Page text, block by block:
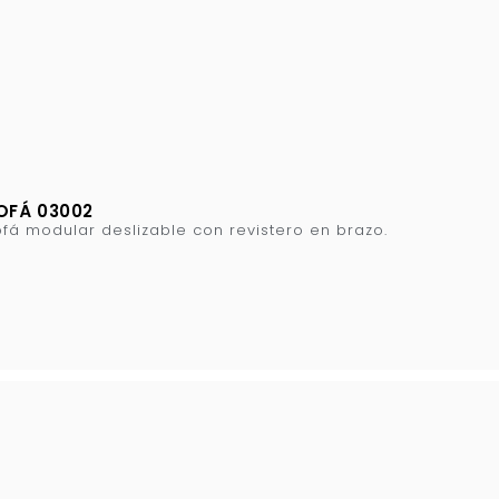
03002
modular deslizable con revistero en brazo.